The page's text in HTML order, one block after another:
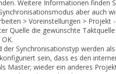
Weitere Informationen finden
aber auch
> Voreinstellungen > Projekt
Quelle die gewünschte
OK.
der Synchronisationstyp werden
sein, dass es den
Master; wieder ein anderes